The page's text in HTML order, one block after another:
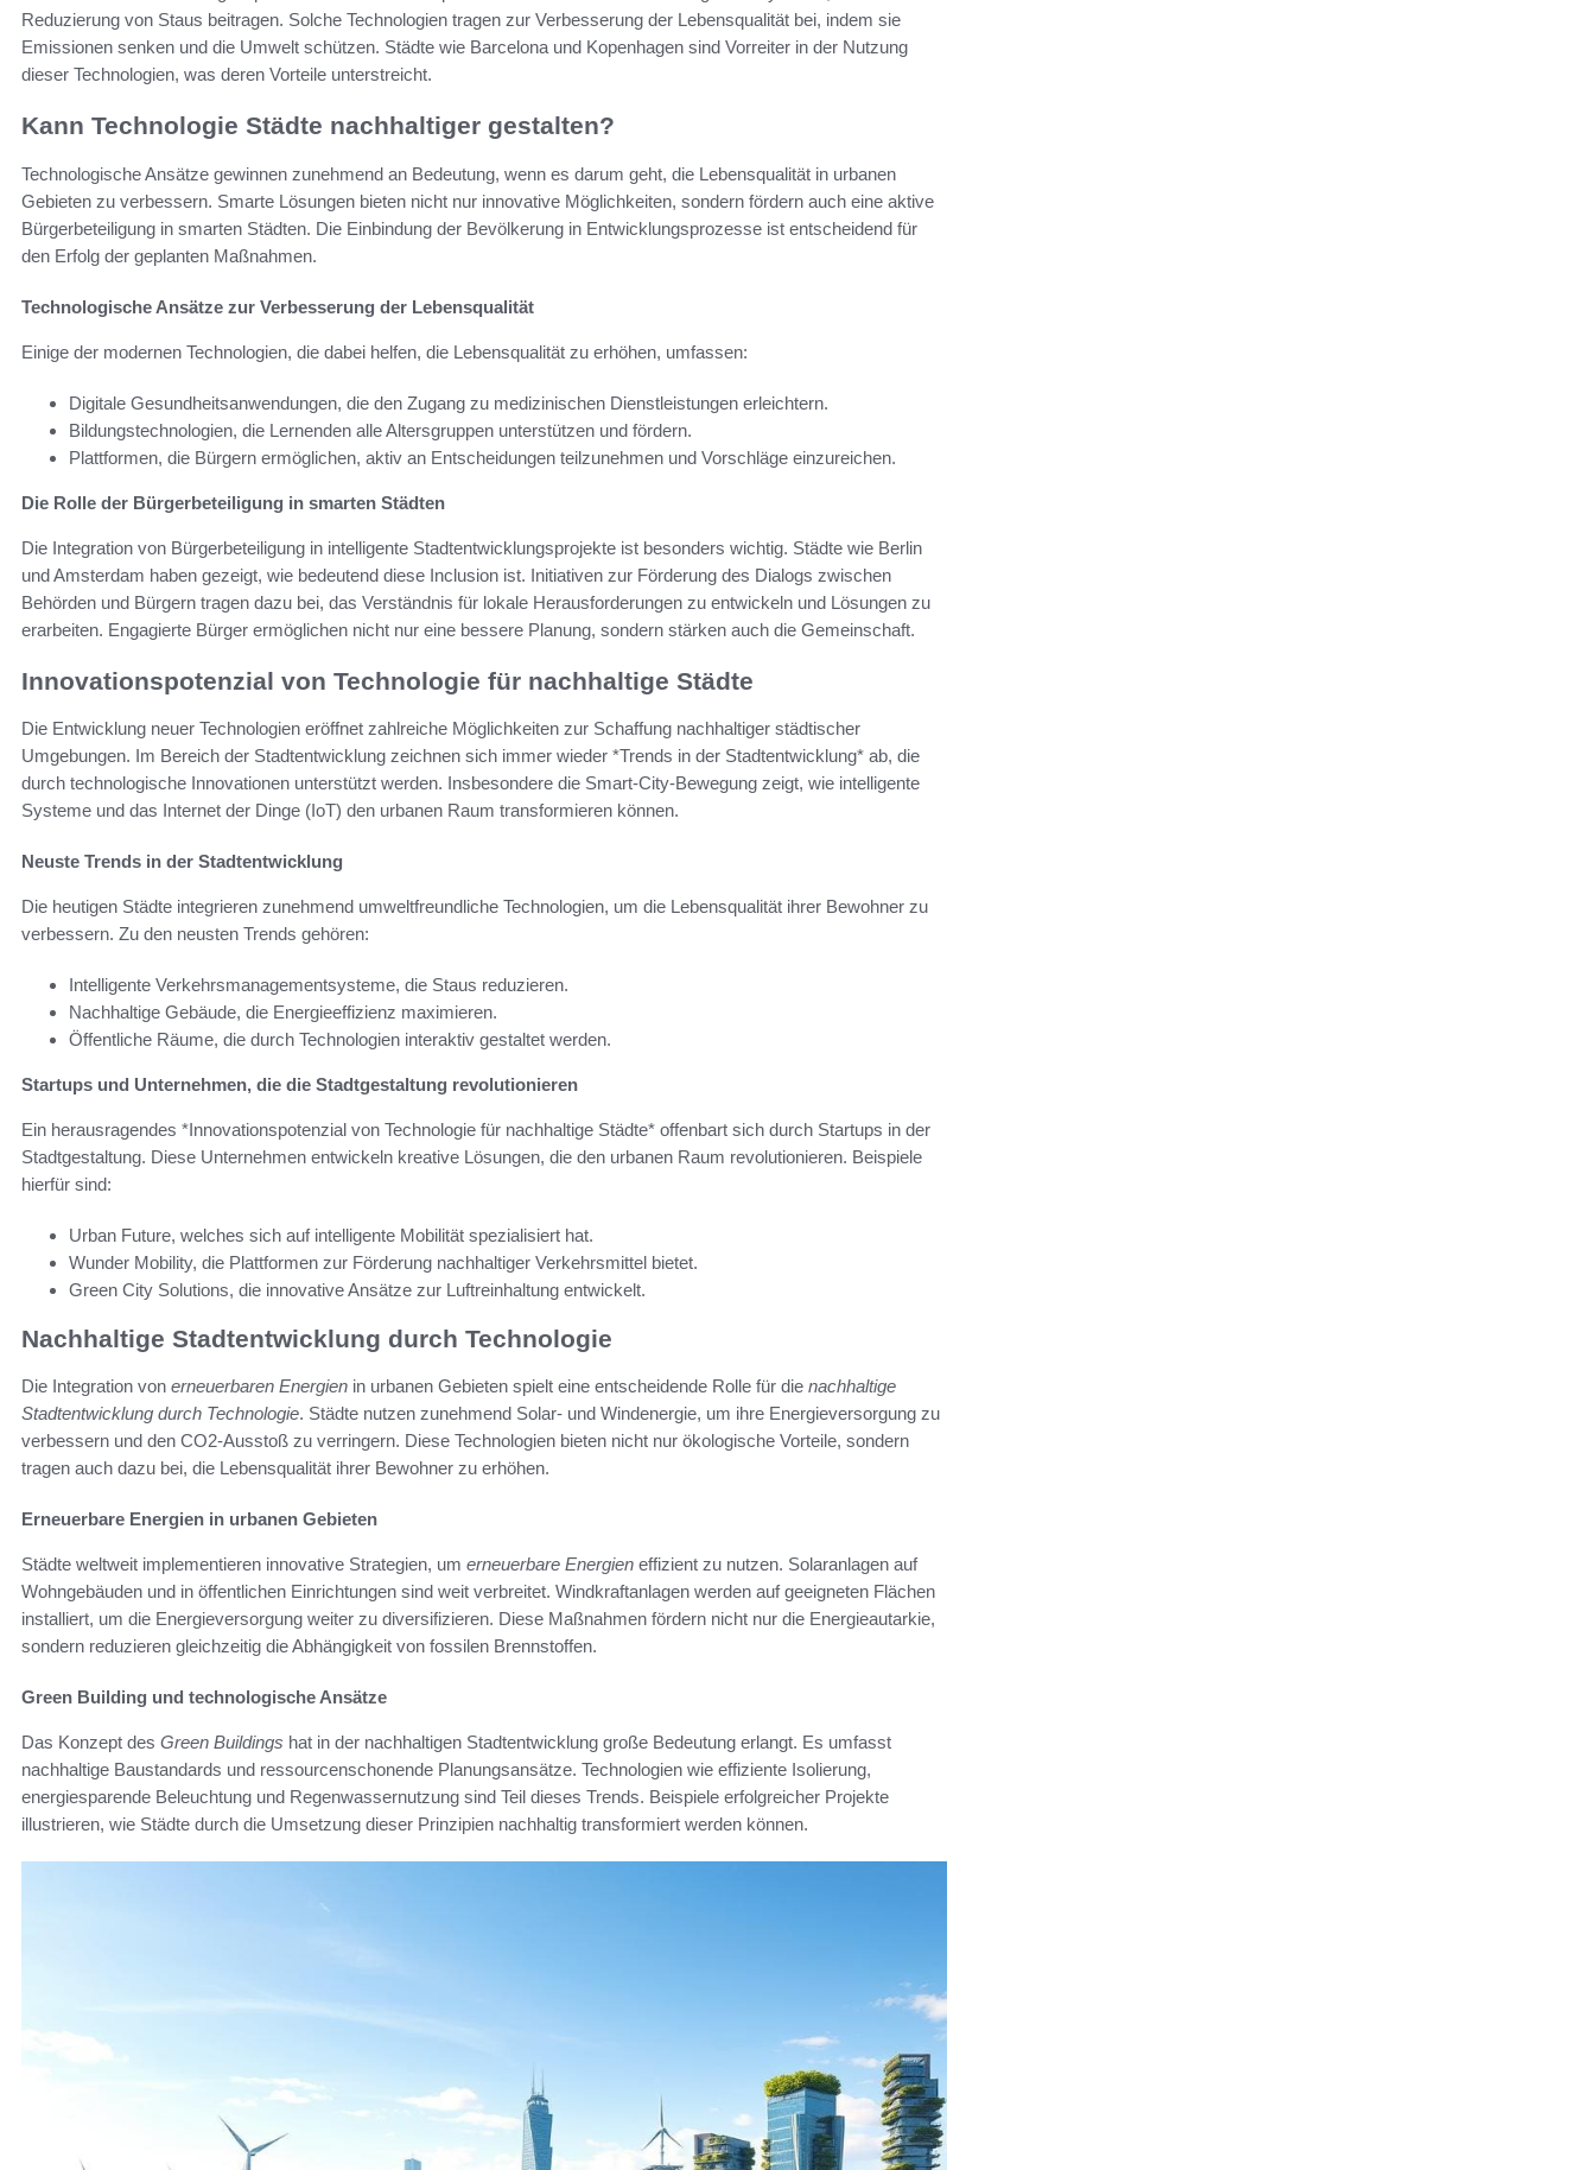
Reduzierung von Staus beitragen. Solche Technologien tragen zur Verbesserung der Lebensqualität bei, indem sie
Emissionen senken und die Umwelt schützen. Städte wie Barcelona und Kopenhagen sind Vorreiter in der Nutzung
dieser Technologien, was deren Vorteile unterstreicht.
Kann Technologie Städte nachhaltiger gestalten?
Technologische Ansätze gewinnen zunehmend an Bedeutung, wenn es darum geht, die Lebensqualität in urbanen
Gebieten zu verbessern. Smarte Lösungen bieten nicht nur innovative Möglichkeiten, sondern fördern auch eine aktive
Bürgerbeteiligung in smarten Städten. Die Einbindung der Bevölkerung in Entwicklungsprozesse ist entscheidend für
den Erfolg der geplanten Maßnahmen.
Technologische Ansätze zur Verbesserung der Lebensqualität
Einige der modernen Technologien, die dabei helfen, die Lebensqualität zu erhöhen, umfassen:
Digitale Gesundheitsanwendungen, die den Zugang zu medizinischen Dienstleistungen erleichtern.
Bildungstechnologien, die Lernenden alle Altersgruppen unterstützen und fördern.
Plattformen, die Bürgern ermöglichen, aktiv an Entscheidungen teilzunehmen und Vorschläge einzureichen.
Die Rolle der Bürgerbeteiligung in smarten Städten
Die Integration von Bürgerbeteiligung in intelligente Stadtentwicklungsprojekte ist besonders wichtig. Städte wie Berlin
und Amsterdam haben gezeigt, wie bedeutend diese Inclusion ist. Initiativen zur Förderung des Dialogs zwischen
Behörden und Bürgern tragen dazu bei, das Verständnis für lokale Herausforderungen zu entwickeln und Lösungen zu
erarbeiten. Engagierte Bürger ermöglichen nicht nur eine bessere Planung, sondern stärken auch die Gemeinschaft.
Innovationspotenzial von Technologie für nachhaltige Städte
Die Entwicklung neuer Technologien eröffnet zahlreiche Möglichkeiten zur Schaffung nachhaltiger städtischer
Umgebungen. Im Bereich der Stadtentwicklung zeichnen sich immer wieder *Trends in der Stadtentwicklung* ab, die
durch technologische Innovationen unterstützt werden. Insbesondere die Smart-City-Bewegung zeigt, wie intelligente
Systeme und das Internet der Dinge (IoT) den urbanen Raum transformieren können.
Neuste Trends in der Stadtentwicklung
Die heutigen Städte integrieren zunehmend umweltfreundliche Technologien, um die Lebensqualität ihrer Bewohner zu
verbessern. Zu den neusten Trends gehören:
Intelligente Verkehrsmanagementsysteme, die Staus reduzieren.
Nachhaltige Gebäude, die Energieeffizienz maximieren.
Öffentliche Räume, die durch Technologien interaktiv gestaltet werden.
Startups und Unternehmen, die die Stadtgestaltung revolutionieren
Ein herausragendes *Innovationspotenzial von Technologie für nachhaltige Städte* offenbart sich durch Startups in der
Stadtgestaltung. Diese Unternehmen entwickeln kreative Lösungen, die den urbanen Raum revolutionieren. Beispiele
hierfür sind:
Urban Future, welches sich auf intelligente Mobilität spezialisiert hat.
Wunder Mobility, die Plattformen zur Förderung nachhaltiger Verkehrsmittel bietet.
Green City Solutions, die innovative Ansätze zur Luftreinhaltung entwickelt.
Nachhaltige Stadtentwicklung durch Technologie
Die Integration von erneuerbaren Energien in urbanen Gebieten spielt eine entscheidende Rolle für die nachhaltige
Stadtentwicklung durch Technologie. Städte nutzen zunehmend Solar- und Windenergie, um ihre Energieversorgung zu
verbessern und den CO2-Ausstoß zu verringern. Diese Technologien bieten nicht nur ökologische Vorteile, sondern
tragen auch dazu bei, die Lebensqualität ihrer Bewohner zu erhöhen.
Erneuerbare Energien in urbanen Gebieten
Städte weltweit implementieren innovative Strategien, um erneuerbare Energien effizient zu nutzen. Solaranlagen auf
Wohngebäuden und in öffentlichen Einrichtungen sind weit verbreitet. Windkraftanlagen werden auf geeigneten Flächen
installiert, um die Energieversorgung weiter zu diversifizieren. Diese Maßnahmen fördern nicht nur die Energieautarkie,
sondern reduzieren gleichzeitig die Abhängigkeit von fossilen Brennstoffen.
Green Building und technologische Ansätze
Das Konzept des Green Buildings hat in der nachhaltigen Stadtentwicklung große Bedeutung erlangt. Es umfasst
nachhaltige Baustandards und ressourcenschonende Planungsansätze. Technologien wie effiziente Isolierung,
energiesparende Beleuchtung und Regenwassernutzung sind Teil dieses Trends. Beispiele erfolgreicher Projekte
illustrieren, wie Städte durch die Umsetzung dieser Prinzipien nachhaltig transformiert werden können.